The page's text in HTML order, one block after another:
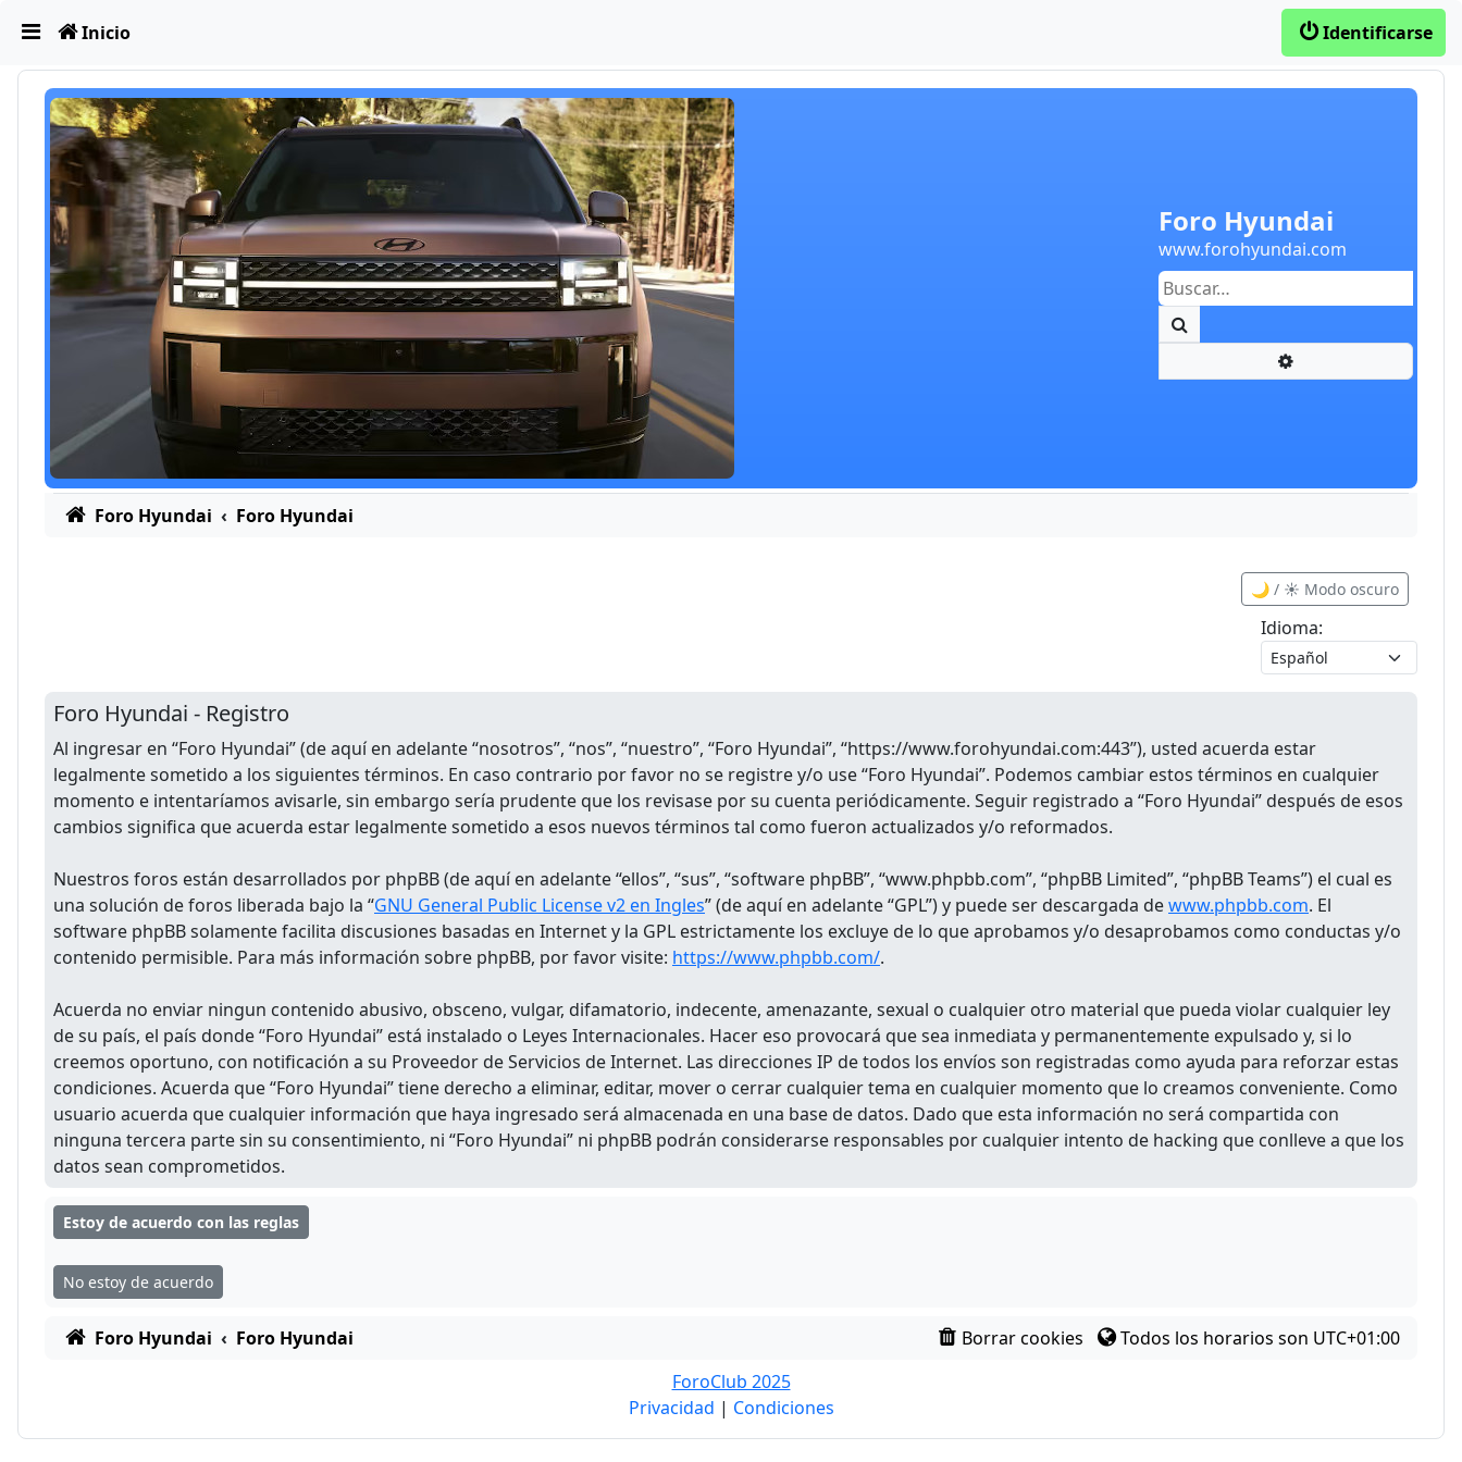
Obviar
Foro Hyundai
www.forohyundai.com
Inicio Identificarse
Foro Hyundai Foro Hyundai
🌙 / ☀️ Modo oscuro
Idioma:
Foro Hyundai - Registro
Al ingresar en “Foro Hyundai” (de aquí en adelante “nosotros”, “nos”, “nuestro”, “Foro Hyundai”, “https://www.forohyundai.com:443”), usted acuerda estar
legalmente sometido a los siguientes términos. En caso contrario por favor no se registre y/o use “Foro Hyundai”. Podemos cambiar estos términos en cualquier
momento e intentaríamos avisarle, sin embargo sería prudente que los revisase por su cuenta periódicamente. Seguir registrado a “Foro Hyundai” después de esos
cambios significa que acuerda estar legalmente sometido a esos nuevos términos tal como fueron actualizados y/o reformados.
Nuestros foros están desarrollados por phpBB (de aquí en adelante “ellos”, “sus”, “software phpBB”, “www.phpbb.com”, “phpBB Limited”, “phpBB Teams”) el cual es
una solución de foros liberada bajo la “GNU General Public License v2 en Ingles” (de aquí en adelante “GPL”) y puede ser descargada dewww.phpbb.com. El
software phpBB solamente facilita discusiones basadas en Internet y la GPL estrictamente los excluye de lo que aprobamos y/o desaprobamos como conductas y/o
contenido permisible. Para más información sobre phpBB, por favor visite: https://www.phpbb.com/.
Acuerda no enviar ningun contenido abusivo, obsceno, vulgar, difamatorio, indecente, amenazante, sexual o cualquier otro material que pueda violar cualquier ley
de su país, el país donde “Foro Hyundai” está instalado o Leyes Internacionales. Hacer eso provocará que sea inmediata y permanentemente expulsado y, si lo
creemos oportuno, con notificación a su Proveedor de Servicios de Internet. Las direcciones IP de todos los envíos son registradas como ayuda para reforzar estas
condiciones. Acuerda que “Foro Hyundai” tiene derecho a eliminar, editar, mover o cerrar cualquier tema en cualquier momento que lo creamos conveniente. Como
usuario acuerda que cualquier información que haya ingresado será almacenada en una base de datos. Dado que esta información no será compartida con
ninguna tercera parte sin su consentimiento, ni “Foro Hyundai” ni phpBB podrán considerarse responsables por cualquier intento de hacking que conlleve a que los
datos sean comprometidos.
Foro Hyundai Foro Hyundai Borrar cookies Todos los horarios son UTC+01:00
ForoClub 2025
Privacidad | Condiciones